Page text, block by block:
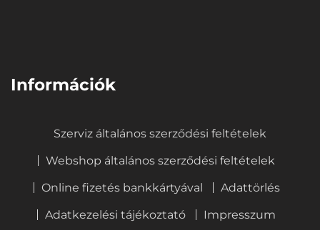
Információk
Szerviz általános szerződési feltételek
Webshop általános szerződési feltételek
Online fizetés bankkártyával
Adattörlés
Adatkezelési tájékoztató
Impresszum